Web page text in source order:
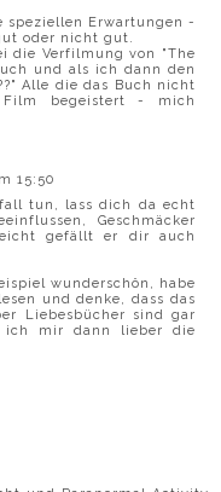
speziellen Erwartungen -
oder nicht gut.
die Verfilmung von "The
und als ich dann den
Alle die das Buch nicht
begeistert - mich
15:50
tun, lass dich da echt
Geschmäcker
gefällt er dir auch
wunderschön, habe
und denke, dass das
Liebesbücher sind gar
ich mir dann lieber die